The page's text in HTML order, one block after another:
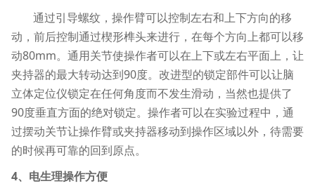
通过引导螺纹，操作臂可以控制左右和上下方向的移
动，前后控制通过楔形榫头来进行，在每个方向上都可以移
动80mm。通用关节使操作者可以在上下或左右平面上，让
夹持器的最大转动达到90度。改进型的锁定部件可以让脑
立体定位仪锁定在任何角度而不发生滑动，当然也提供了
90度垂直方面的绝对锁定。操作者可以在实验过程中，通
过摆动关节让操作臂或夹持器移动到操作区域以外，待需要
的时候再可靠的回到原点。
4、电生理操作方便